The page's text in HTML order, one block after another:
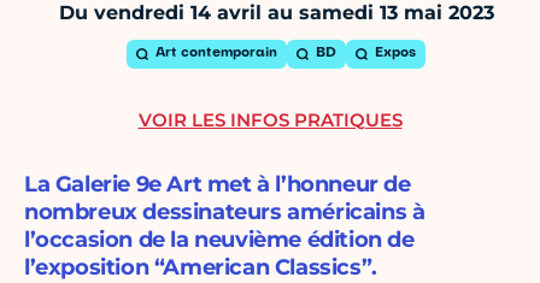
Du vendredi 14 avril au samedi 13 mai 2023
Art contemporain BD Expos
La Galerie 9e Art met à l’honneur de
nombreux dessinateurs américains à
l’occasion de la neuvième édition de
l’exposition “American Classics”.
VOIR LES INFOS PRATIQUES